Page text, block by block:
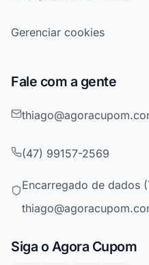
Gerenciar cookies
Fale com a gente
(47) 99157-2569
Encarregado de dados
Siga o Agora Cupom